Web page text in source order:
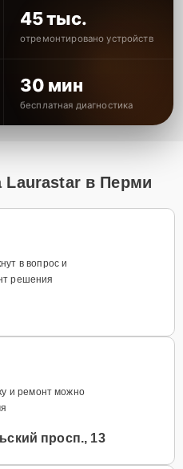
45 тыс.
отремонтировано устройств
30 мин
бесплатная диагностика
Laurastar в Перми
в вопрос и
решения
и ремонт можно
просп., 13